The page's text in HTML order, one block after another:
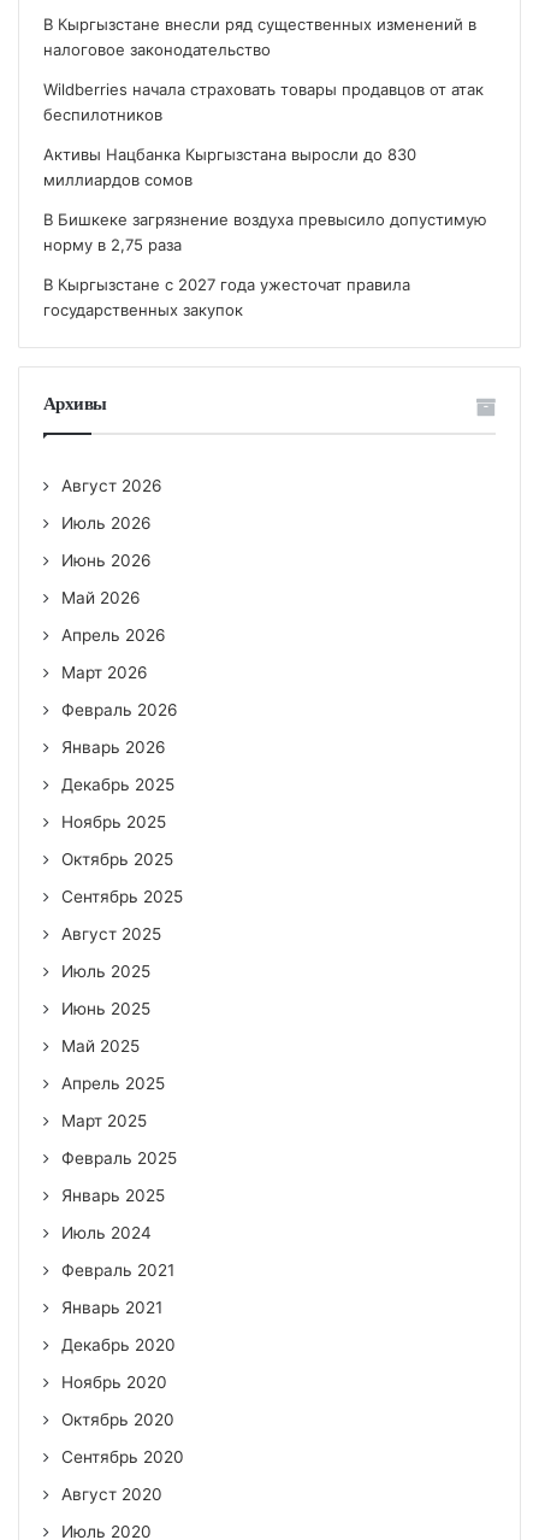
В Кыргызстане внесли ряд существенных изменений в
налоговое законодательство
Wildberries начала страховать товары продавцов от атак
беспилотников
Активы Нацбанка Кыргызстана выросли до 830
миллиардов сомов
В Бишкеке загрязнение воздуха превысило допустимую
норму в 2,75 раза
В Кыргызстане с 2027 года ужесточат правила
государственных закупок
Архивы
Август 2026
Июль 2026
Июнь 2026
Май 2026
Апрель 2026
Март 2026
Февраль 2026
Январь 2026
Декабрь 2025
Ноябрь 2025
Октябрь 2025
Сентябрь 2025
Август 2025
Июль 2025
Июнь 2025
Май 2025
Апрель 2025
Март 2025
Февраль 2025
Январь 2025
Июль 2024
Февраль 2021
Январь 2021
Декабрь 2020
Ноябрь 2020
Октябрь 2020
Сентябрь 2020
Август 2020
Июль 2020